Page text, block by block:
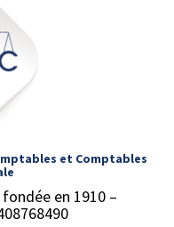
et Comptables
en 1910 –